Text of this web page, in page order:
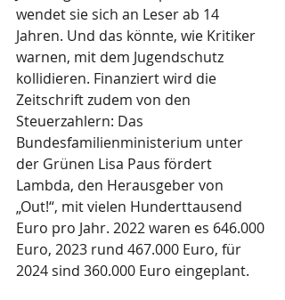
wendet sie sich an Leser ab 14
Jahren. Und das könnte, wie Kritiker
warnen, mit dem Jugendschutz
kollidieren. Finanziert wird die
Zeitschrift zudem von den
Steuerzahlern: Das
Bundesfamilienministerium unter
der Grünen Lisa Paus fördert
Lambda, den Herausgeber von
„Out!“, mit vielen Hunderttausend
Euro pro Jahr. 2022 waren es 646.000
Euro, 2023 rund 467.000 Euro, für
2024 sind 360.000 Euro eingeplant.